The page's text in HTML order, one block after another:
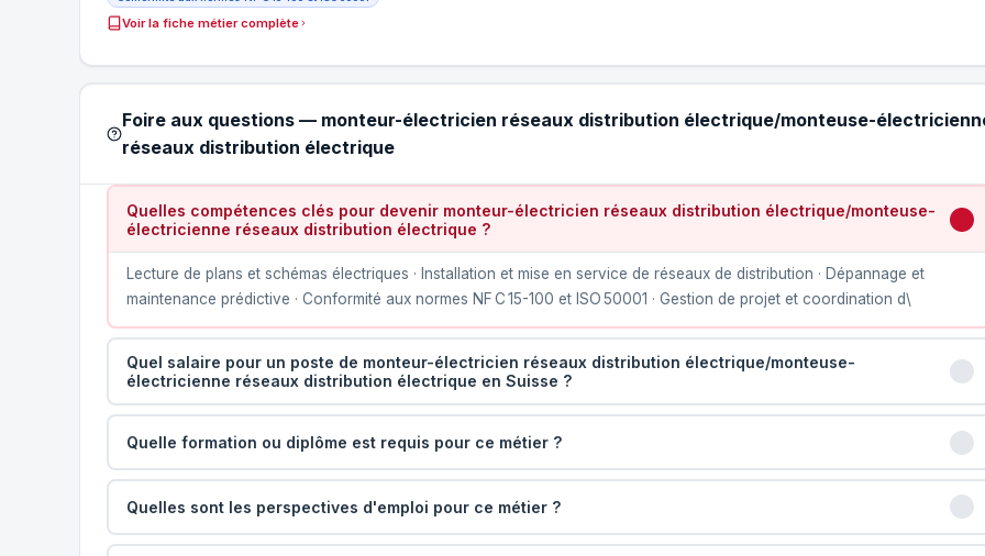
Voir la fiche métier complète
Foire aux questions — monteur-électricien réseaux distribution électrique/monteuse-
réseaux distribution électrique
Quelles compétences clés pour devenir monteur-électricien réseaux distribution électrique/monteuse-
électricienne réseaux distribution électrique ?
Lecture de plans et schémas électriques · Installation et mise en service de réseaux de distribution · Dépannage et
maintenance prédictive · Conformité aux normes NF C 15-100 et ISO 50001 · Gestion de projet et coordination d\
Quel salaire pour un poste de monteur-électricien réseaux distribution électrique/monteuse-
électricienne réseaux distribution électrique en Suisse ?
Quelle formation ou diplôme est requis pour ce métier ?
Quelles sont les perspectives d'emploi pour ce métier ?